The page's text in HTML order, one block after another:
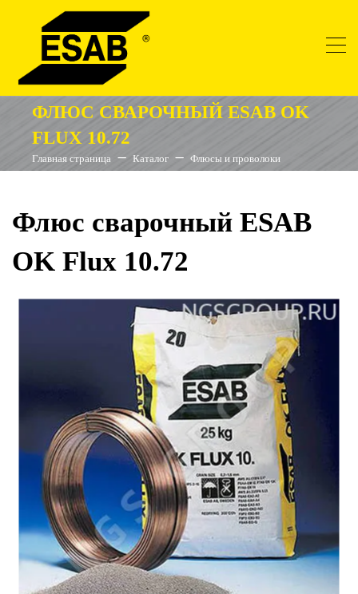
ФЛЮС СВАРОЧНЫЙ ESAB OK
FLUX 10.72
Главная страница Каталог Флюсы и проволоки
Флюс сварочный ESAB
OK Flux 10.72